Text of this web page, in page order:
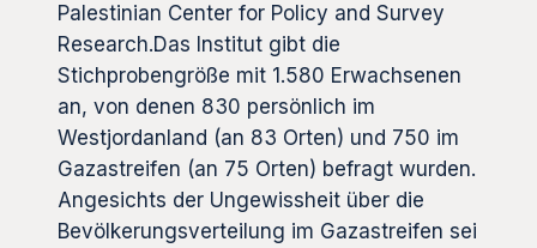
Palestinian Center for Policy and Survey
Research.Das Institut gibt die
Stichprobengröße mit 1.580 Erwachsenen
an, von denen 830 persönlich im
Westjordanland (an 83 Orten) und 750 im
Gazastreifen (an 75 Orten) befragt wurden.
Angesichts der Ungewissheit über die
Bevölkerungsverteilung im Gazastreifen sei